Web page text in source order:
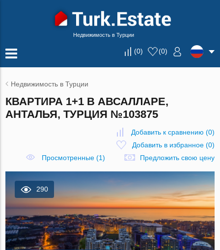
Недвижимость в Турции
(0) (0)
Недвижимость в Турции
КВАРТИРА 1+1 В АВСАЛЛАРЕ,
АНТАЛЬЯ, ТУРЦИЯ №103875
Добавить к сравнению (0)
Добавить в избранное(0)
Просмотренные (1)
Предложить свою цену
290